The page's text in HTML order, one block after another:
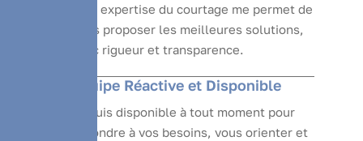
Mon expertise du courtage me permet de
vous proposer les meilleures solutions,
avec rigueur et transparence.
Équipe Réactive et Disponible
Je suis disponible à tout moment pour
répondre à vos besoins, vous orienter et